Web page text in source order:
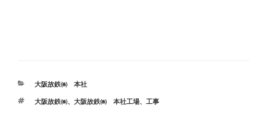
カ
ゴ
大阪故鉄㈱ 本社
タ
大阪故鉄㈱、 大阪故鉄㈱ 本社工場、 工事